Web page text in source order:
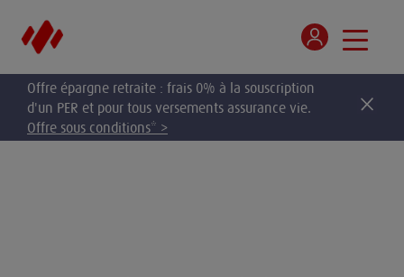
Offre épargne retraite : frais 0% à la souscription
d'un PER et pour tous versements assurance vie.
Offre sous conditions* >